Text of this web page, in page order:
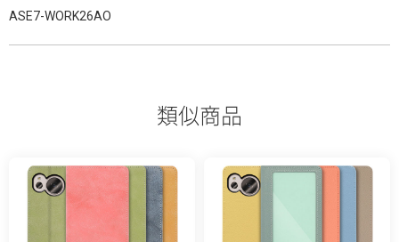
ASE7-WORK26AO
類似商品